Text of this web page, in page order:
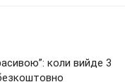
коли вийде 3